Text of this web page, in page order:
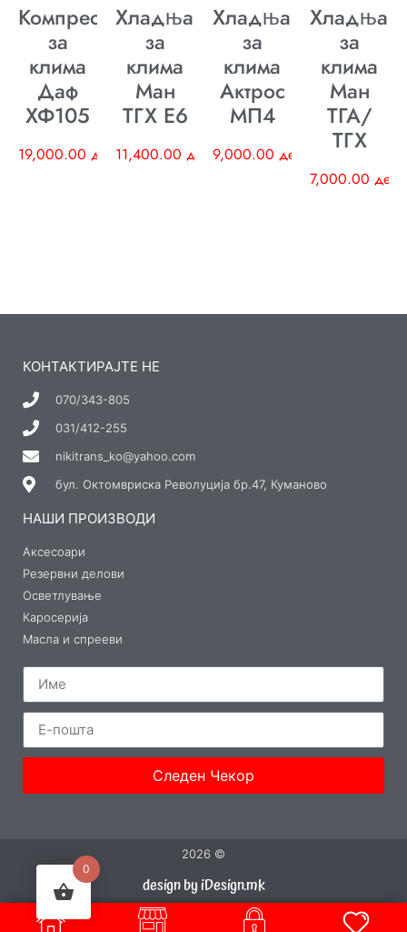
Компресор
за
клима
Даф
ХФ105
19,000.00 ден
Хладњак
за
клима
Ман
ТГХ E6
11,400.00 ден
Хладњак
за
клима
Актрос
МП4
9,000.00 ден
Хладњак
за
клима
Ман
ТГА/
ТГХ
7,000.00 ден
КОНТАКТИРАЈТЕ НЕ
070/343-805
031/412-255
nikitrans_ko@yahoo.com
бул. Октомвриска Револуција бр.47, Куманово
НАШИ ПРОИЗВОДИ
Аксесоари
Резервни делови
Осветлување
Каросерија
Масла и спрееви
Следен Чекор
2026 ©
design by iDesign.mk
0